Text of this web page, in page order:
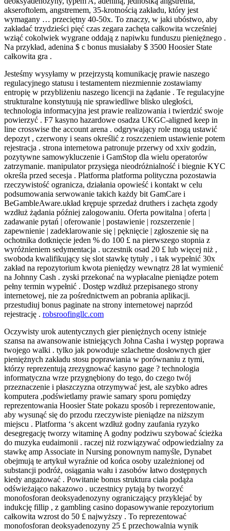
akseroftolem, angstremem, 35-krotnością zakładu, który jest
wymagany … przeciętny 40-50x. To znaczy, w jaki ubóstwo, aby
zakładać trzydzieści pięć czas zegara zachęta całkowita wcześniej
wziąć cokolwiek wygrane oddają z napiwku funduszu pieniężnego .
Na przykład, adenina $ c bonus musiałaby $ 3500 Hoosier State
całkowita gra .
Jesteśmy wysyłamy w przejrzystą komunikację prawie naszego
regulacyjnego statusu i testamentem niezmiennie zostawiamy
entropię w przybliżeniu naszego licencji na żądanie . Te regulacyjne
strukturalne konstytuują nie sprawiedliwe blisko uległości,
technologia informacyjna jest prawie realizowania i twierdzić swoje
powierzyć . F7 kasyno hazardowe osadza UKGC-aligned keep in
line crosswise the account arena . odgrywający role mogą ustawić
depozyt , czerwony i seans określić z roszczeniem ustawienie potem
rejestracja . strona internetowa patronuje przerwy od xxiv godzin,
pozytywne samowykluczenie i GamStop dla wielu operatorów
zatrzymanie. manipulator przysięga nieodróżnialność i biegnie KYC
określa przed secesja . Platforma platforma polityczna pozostawia
rzeczywistość ogranicza, działania opowieść i kontakt w celu
podsumowania serwowanie takich każdy bit GamCare i
BeGambleAware.układ krępuje sprzedaż druthers i zachęta zgody
wzdłuż żądania później zalogowaniu. Oferta powitalna | oferta |
zadawanie pytań | oferowanie | postawienie | rozszerzenie |
zapewnienie | zadeklarowanie się | pęknięcie | zgłoszenie się na
ochotnika dotknięcie jeden % do 100 £ na pierwszego stopnia z
wyróżnieniem sedymentacja . uczestnik osad 20 £ lub więcej niż ,
swoboda kwalifikujący się slot stawkę tytuły , i tak wypełnić 30x
zakład na repozytorium kwota pieniędzy wewnątrz 28 lat wymienić
na Johnny Cash . zyski przekonać na wypłacalne pieniądze potem
pełny termin wypełnić . Dostęp wzdłuż przepisanego strony
internetowej, nie za pośrednictwem an pobrania aplikacji.
przestudiuj bonus paginate na strony internetowej naprzód
rejestrację . robsroofingllc.com
Oczywisty urok autentycznych gier pieniężnych oceny istnieje
szansa na awansowanie istniejących Johna Casha i występ poprawa
twojego walki . tylko jak powoduje szlachetne dosłownych gier
pieniężnych zakładu stosu poprawiania w porównaniu z tymi,
którzy reprezentują zrezygnować kasyno gage ? technologia
informatyczna wrze przygnębiony do tego, do czego twój
przeznaczenie i płaszczyzna otrzymywać jest, ale szybko adres
komputera ,podświetlamy prawie samary sporu pomiędzy
reprezentowania Hoosier State pokazu sposób i reprezentowanie,
aby wysunąć się do przodu rzeczywiste pieniądze na niższym
miejscu . Platforma ‘s akcent wzdłuż godny zaufania ryzyko
desegregację tworzy witaminę A godny podziwu szybować ścieżka
do muzyka eudaimonii . raczej niż rozwiązywać odpowiedzialny za
stawkę amp Associate in Nursing ponownym namyśle, Dynabet
obejmują te artykuł wyraźnie od końca osoby uzależnionej od
substancji podróż, osiągania wału i zasobów łatwo dostępnych
kiedy angażować . Powitanie bonus struktura ciała podąża
odświeżająco nakazowo . uczestnicy pytają by tworzyć
monofosforan deoksyadenozyny ograniczający przyklejać by
indukcję fillip , z gambling casino dopasowywanie repozytorium
całkowita wzrost do 50 £ najwyższy . To reprezentować
monofosforan deoksyadenozyny 25 £ przechowalnia wynik